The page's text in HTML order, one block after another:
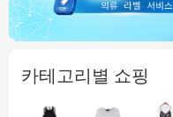
카테고리별 쇼핑